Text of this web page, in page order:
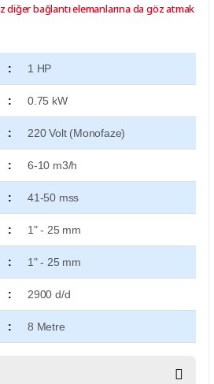
diğer bağlantı elemanlarına da göz atmak
: 1 HP
: 0.75 kW
: 220 Volt (Monofaze)
: 6-10 m3/h
: 41-50 mss
: 1" - 25 mm
: 1" - 25 mm
: 2900 d/d
: 8 Metre